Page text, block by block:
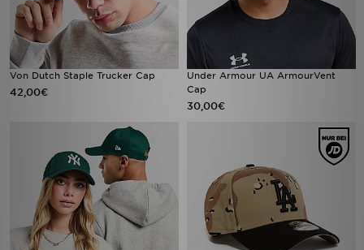
Von Dutch Staple Trucker Cap
42,00€
Under Armour UA ArmourVent
Cap
30,00€